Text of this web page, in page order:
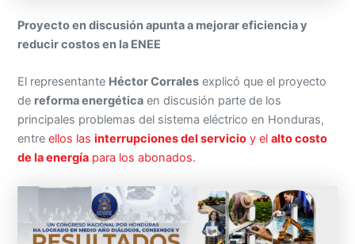
Proyecto en discusión apunta a mejorar eficiencia y
reducir costos en la ENEE
El representante Héctor Corrales explicó que el proyecto
de reforma energética en discusión parte de los
principales problemas del sistema eléctrico en Honduras,
entreellos lasinterrupciones del servicio y elalto costo
de la energía para los abonados.